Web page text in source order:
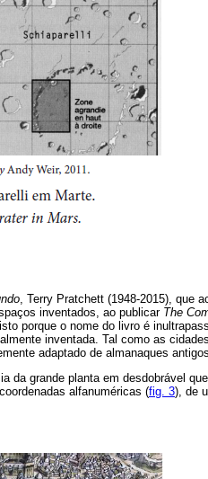
, Terry Pratchett (1948-2015), que
inventados, ao publicar The
porque o nome do livro é
inventada. Tal como as
adaptado de almanaques
da grande planta em desdobrável
alfanuméricas (fig. 3), de